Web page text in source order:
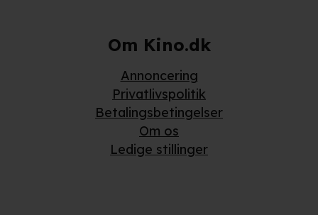
Om Kino.dk
Annoncering
Privatlivspolitik
Betalingsbetingelser
Om os
Ledige stillinger